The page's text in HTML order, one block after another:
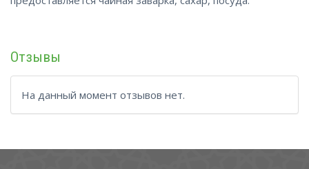
Отзывы
На данный момент отзывов нет.